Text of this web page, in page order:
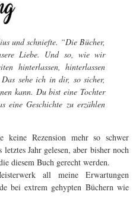
und schniefte. “Die Bücher,
Liebe. Und so, wie wir
hinterlassen, hinterlassen
sehe ich in dir, so sicher,
kann. Du bist eine Tochter
eine Geschichte zu erzählen
Rezension mehr so schwer
Jahr gelesen, aber bisher noch
diesem Buch gerecht werden.
all meine Erwartungen
bei extrem gehypten Büchern wie